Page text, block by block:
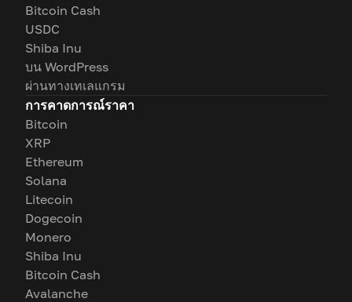
Bitcoin Cash
USDC
Shiba Inu
บน WordPress
ผ่านทางเทเลแกรม
การคาดการณ์ราคา
Bitcoin
XRP
Ethereum
Solana
Litecoin
Dogecoin
Monero
Shiba Inu
Bitcoin Cash
Avalanche